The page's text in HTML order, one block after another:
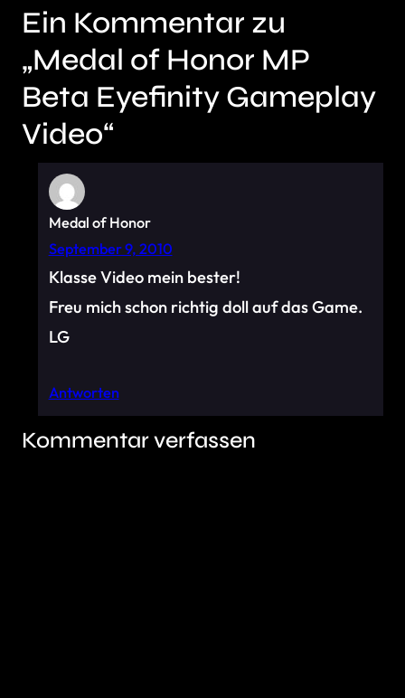
Ein Kommentar zu
„Medal of Honor MP
Beta Eyefinity Gameplay
Video“
Medal of Honor
September 9, 2010
Klasse Video mein bester!
Freu mich schon richtig doll auf das Game.
LG
Antworten
Kommentar verfassen